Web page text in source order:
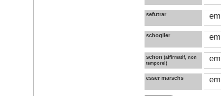
sefutrar
schoglier
schon (affirmatif, non
temporel)
esser marschs